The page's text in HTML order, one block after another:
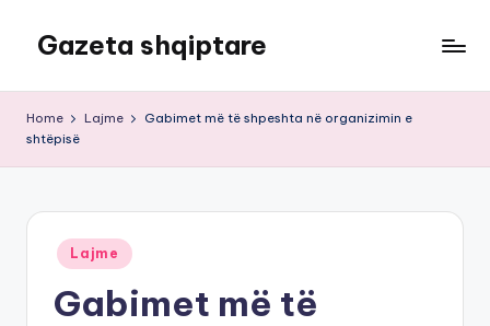
content
Gazeta shqiptare
Home Lajme
Gabimet më të shpeshta në organizimin e
shtëpisë
Posted
in
Lajme
Gabimet më të